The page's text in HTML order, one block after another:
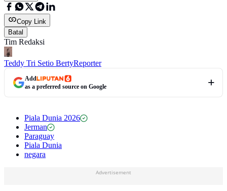
Copy Link
Batal
Tim Redaksi
Teddy Tri Setio BertyReporter
Add
as a preferred source on Google
Piala Dunia 2026
Jerman
Paraguay
Piala Dunia
negara
Advertisement